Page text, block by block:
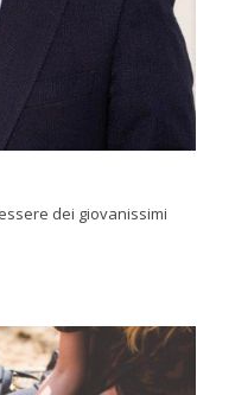
dei giovanissimi